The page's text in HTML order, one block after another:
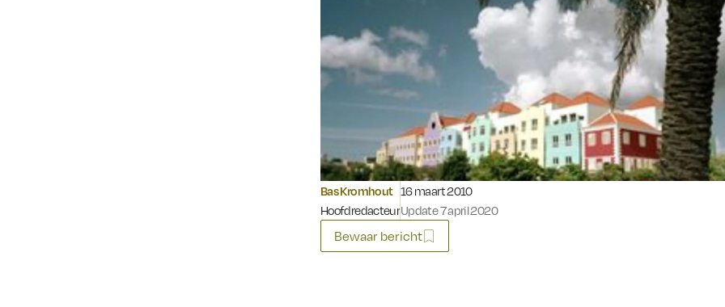
Bas Kromhout
Hoofdredacteur
Gepubliceerd op:
16 maart 2010
Update 7 april 2020
Bewaar bericht